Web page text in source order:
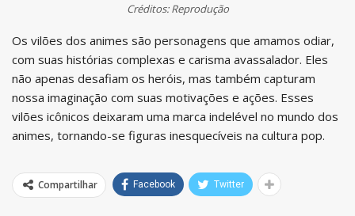
Créditos: Reprodução
Os vilões dos animes são personagens que amamos odiar,
com suas histórias complexas e carisma avassalador. Eles
não apenas desafiam os heróis, mas também capturam
nossa imaginação com suas motivações e ações. Esses
vilões icônicos deixaram uma marca indelével no mundo dos
animes, tornando-se figuras inesquecíveis na cultura pop.
Compartilhar Facebook Twitter